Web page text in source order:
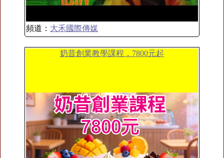
頻道： 大禾國際傳媒
奶昔創業教學課程，7800元起